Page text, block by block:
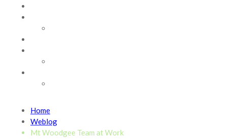
2026/7/28 御前崎方面 よれ入ったダンパー多め
年7月28日
Home
Weblog
Mt Woodgee Team at Work